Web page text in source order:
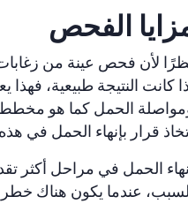
الفحص
لأن فحص عينة من
كانت النتيجة طبيعية،
الحمل كما هو
قرار بإنهاء الحمل في
عندما يكون هناك